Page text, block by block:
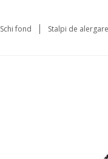
Schi fond Stalpi de alergare